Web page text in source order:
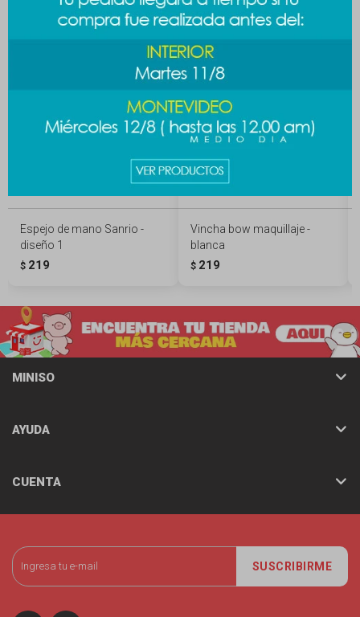
Productos que te pueden interesar
Espejo de mano Sanrio -
diseño 1
$ 219
Vincha bow maquillaje -
blanca
$ 219
SUSCRIBIRME
MINISO
AYUDA
CUENTA